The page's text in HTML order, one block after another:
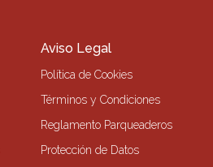
Aviso Legal
Política de Cookies
Términos y Condiciones
Reglamento Parqueaderos
Protección de Datos